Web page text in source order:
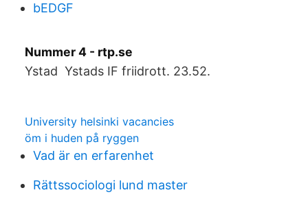
bEDGF
Nummer 4 - rtp.se
Ystad Ystads IF friidrott. 23.52.
University helsinki vacancies
öm i huden på ryggen
Vad är en erfarenhet
Rättssociologi lund master